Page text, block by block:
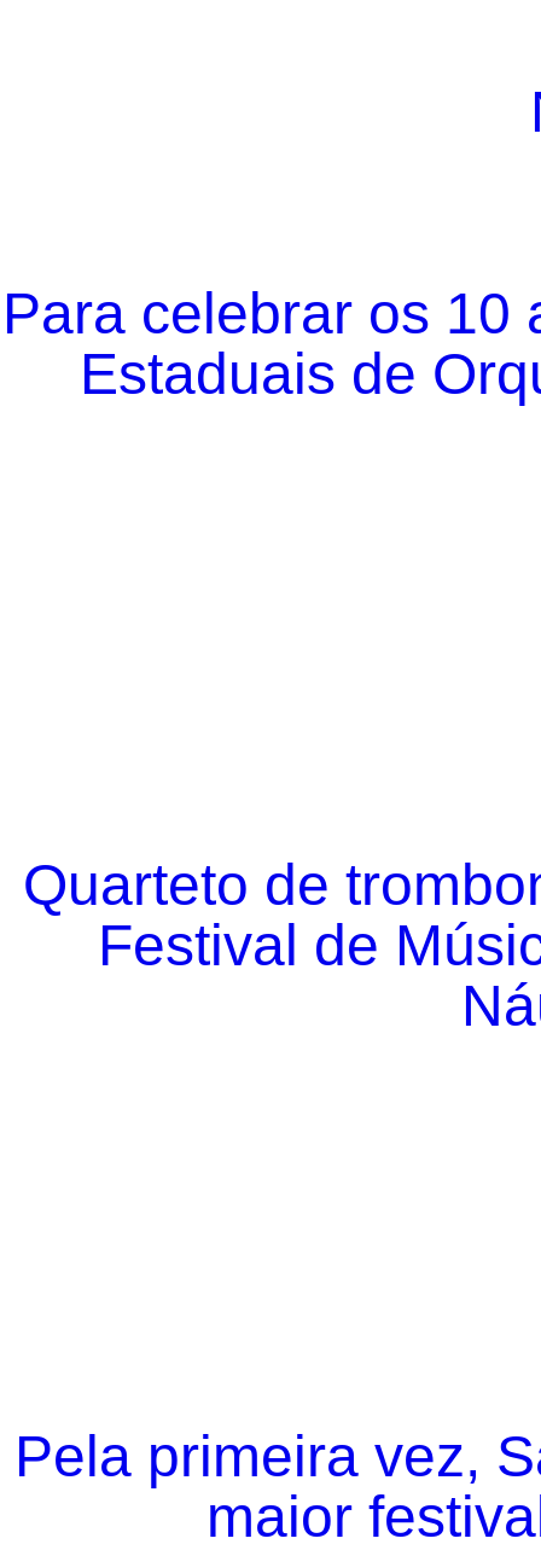
Para celebrar os 10
Estaduais de
Quarteto de
Festival de
Pela primeira vez,
maior